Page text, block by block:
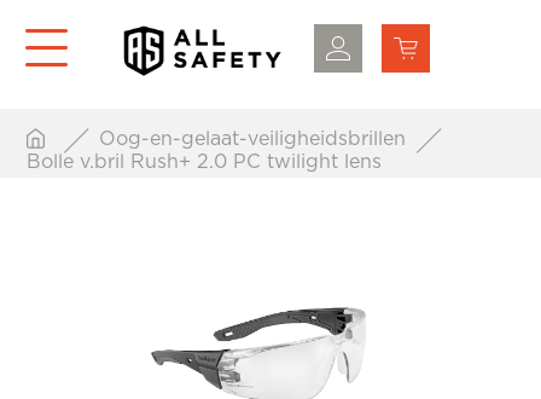
Oog-en-gelaat-veiligheidsbrillen
Bolle v.bril Rush+ 2.0 PC twilight lens